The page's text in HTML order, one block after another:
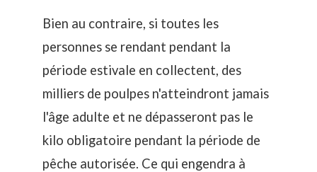
Bien au contraire, si toutes les
personnes se rendant pendant la
période estivale en collectent, des
milliers de poulpes n'atteindront jamais
l'âge adulte et ne dépasseront pas le
kilo obligatoire pendant la période de
pêche autorisée. Ce qui engendra à